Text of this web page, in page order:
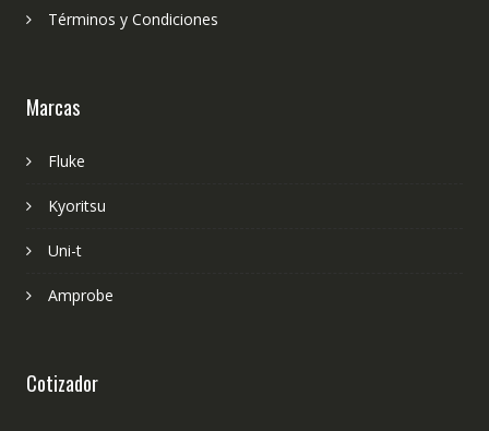
Términos y Condiciones
Marcas
Fluke
Kyoritsu
Uni-t
Amprobe
Cotizador